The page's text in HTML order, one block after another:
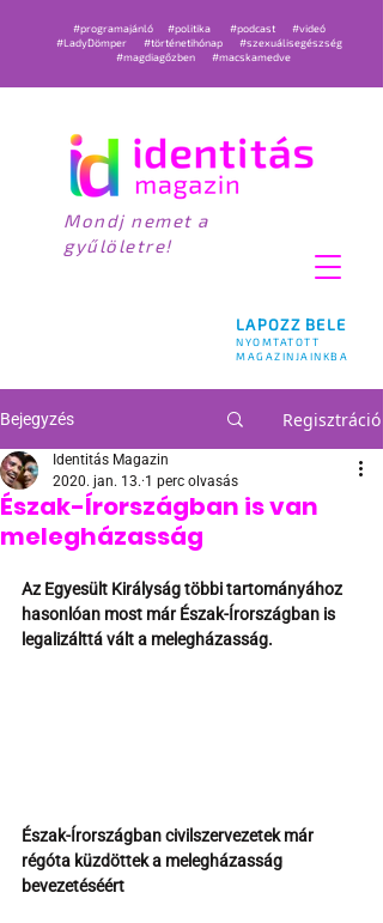
LAPOZZ BELE
NYOMTATOTT
MAGAZINJAINKBA
#programajánló #politika #podcast
#videó
#LadyDömper
#történetihónap
#szexuálisegészség
#magdiagőzben
#macskamedve
Mondj nemet a
gyűlöletre!
Bejegyzés Regisztráció
Észak-Írországban is van
melegházasság
Identitás Magazin
2020. jan. 13. 1 perc olvasás
Az Egyesült Királyság többi tartományához
hasonlóan most már Észak-Írországban is
legalizálttá vált a melegházasság.
Észak-Írországban civilszervezetek már
régóta küzdöttek a melegházasság
bevezetéséért